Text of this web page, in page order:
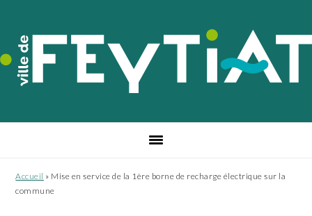
navigation
principale
contenu
principal
pied
de
page
Accueil » Mise en service de la 1ère borne de recharge électrique sur la
commune